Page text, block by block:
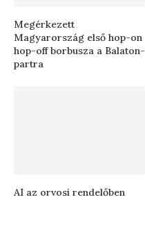
Megérkezett
Magyarország első hop-on
hop-off borbusza a Balaton-
partra
AI az orvosi rendelőben